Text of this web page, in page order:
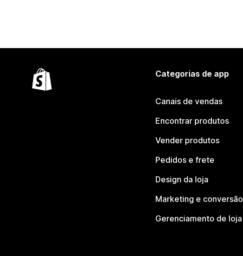
Categorias de app
Canais de vendas
Encontrar produtos
Vender produtos
Pedidos e frete
Design da loja
Marketing e conversão
Gerenciamento de loja